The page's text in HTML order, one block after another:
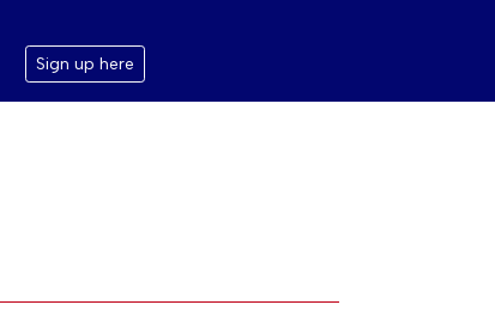
Sign up here